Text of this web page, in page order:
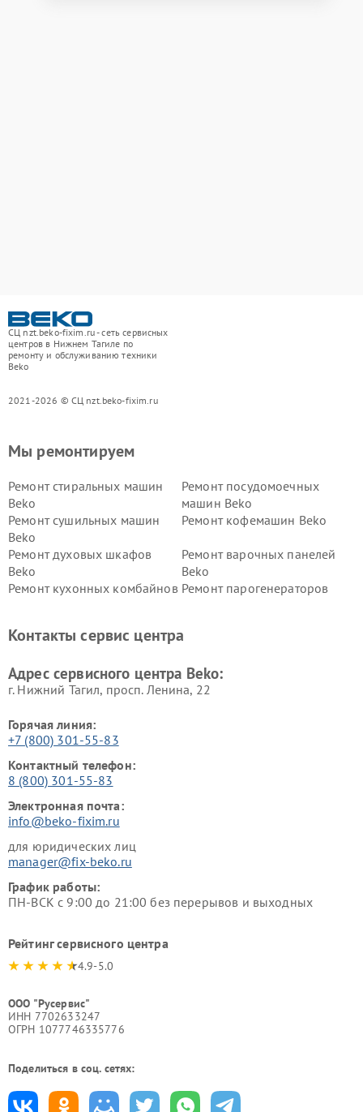
СЦ nzt.beko-fixim.ru - сеть сервисных
центров в Нижнем Тагиле по
ремонту и обслуживанию техники
Beko
2021-2026 © СЦ nzt.beko-fixim.ru
Мы ремонтируем
Ремонт стиральных машин
Beko
Ремонт посудомоечных
машин Beko
Ремонт сушильных машин
Beko
Ремонт кофемашин Beko
Ремонт духовых шкафов
Beko
Ремонт варочных панелей
Beko
Ремонт кухонных комбайнов Ремонт парогенераторов
Ремонт холодильников Beko Ремонт морозильных камер
Контакты сервис центра
Адрес сервисного центра Beko:
г. Нижний Тагил, просп. Ленина, 22
Горячая линия:
+7 (800) 301-55-83
Контактный телефон:
8 (800) 301-55-83
Электронная почта:
info@beko-fixim.ru
для юридических лиц
manager@fix-beko.ru
График работы:
ПН-ВСК с 9:00 до 21:00 без перерывов и выходных
Рейтинг сервисного центра
4.9-5.0
ООО "Русервис"
ИНН 7702633247
ОГРН 1077746335776
Поделиться в соц. сетях: